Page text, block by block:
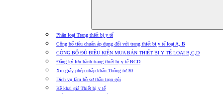
Phân loại Trang thiết bị y tế
Công bố tiêu chuẩn áp dụng đối với trang thiết bị y tế loại A, B
CÔNG BỐ ĐỦ ĐIỀU KIỆN MUA BÁN THIẾT BỊ Y TẾ LOẠI B,C,D
Đăng ký lưu hành trang thiết bị y tế BCD
Xin giấy phép nhập khẩu Thông tư 30
Dịch vụ làm hồ sơ thầu trọn gói
Kê khai giá Thiết bị y tế